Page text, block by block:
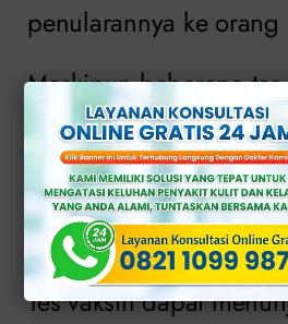
penularannya ke orang
Meskipun beberapa
menguji vaksin
kelamin, namun saat
vaksin yang tersedia
infeksi.
Tes vaksin dapat